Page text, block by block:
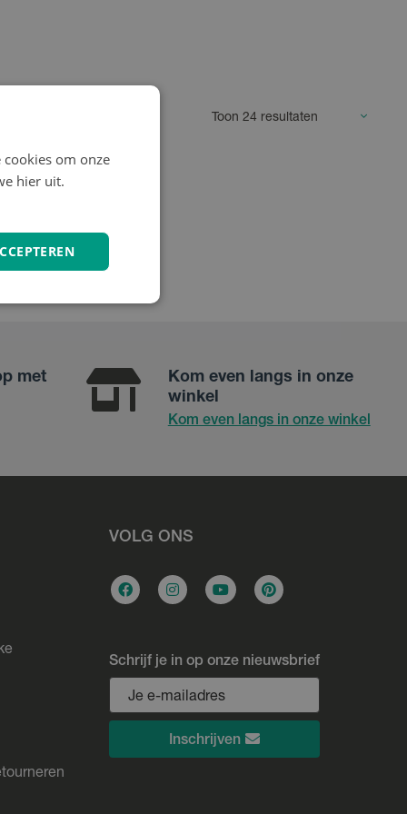
met
Kom even langs in onze
winkel
Kom even langs in onze winkel
VOLG ONS
Schrijf je in op onze nieuwsbrief
Inschrijven
om onze
hier uit.